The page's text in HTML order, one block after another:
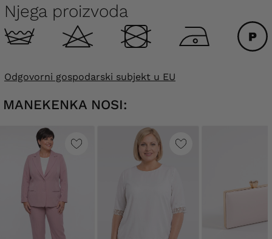
Njega proizvoda
Odgovorni gospodarski subjekt u EU
MANEKENKA NOSI: